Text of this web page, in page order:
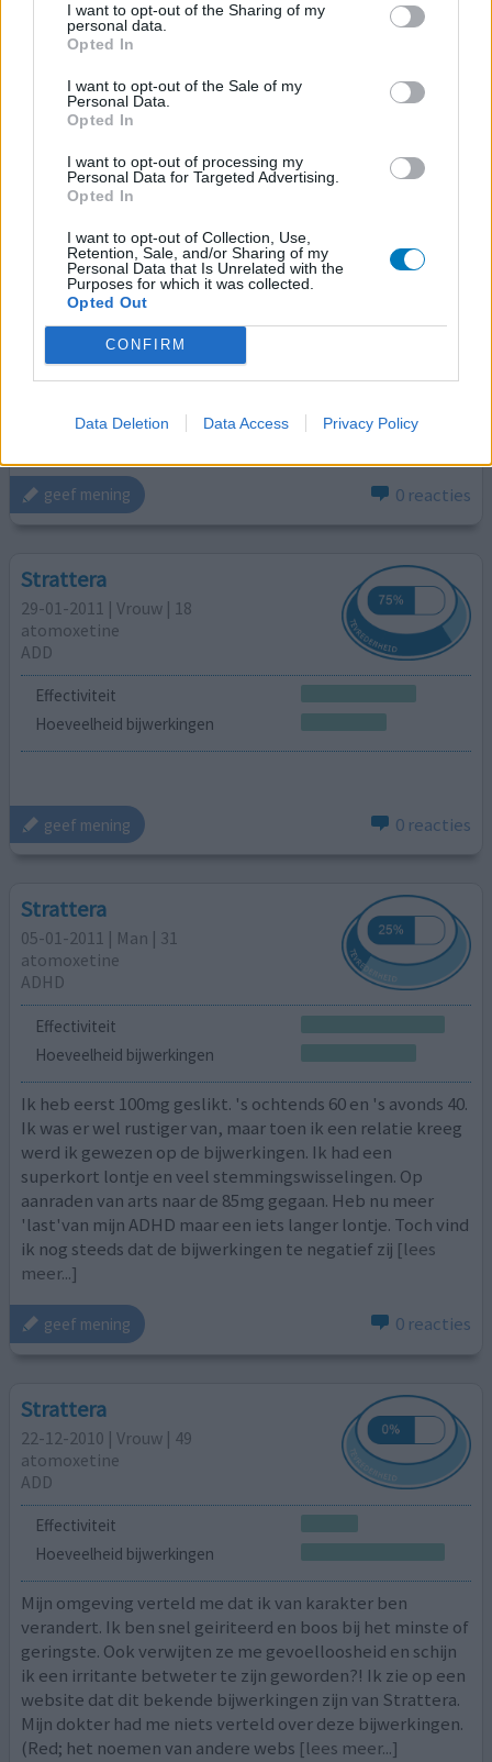
I want to opt-out of the Sharing of my
personal data.
Opted In
I want to opt-out of the Sale of my
Personal Data.
Opted In
I want to opt-out of processing my
Personal Data for Targeted Advertising.
Opted In
I want to opt-out of Collection, Use,
Retention, Sale, and/or Sharing of my
Personal Data that Is Unrelated with the
Purposes for which it was collected.
Opted Out
CONFIRM
Data Deletion Data Access Privacy Policy
geef mening 0 reacties
Strattera
30-01-2011 | Vrouw | 44
atomoxetine
ADD ASS
Hoeveelheid bijwerkingen
Ik ben vorige week begonnen met straterra. Ik begin met
40 mg dan na 1 week 60 en dan na 1 week 80. Ik heb na 1
week overleg met mijn arts. Ik verbaas mij over wat ik
lees over het medicijngebruik. Als je gelijk al met 100 mg
vragen om problemen. En zelf experimenteren en minder
geef mening 0 reacties
Strattera
29-01-2011 | Vrouw | 18
atomoxetine
ADD
Effectiviteit
Hoeveelheid bijwerkingen
geef mening 0 reacties
Strattera
05-01-2011 | Man | 31
atomoxetine
ADHD
Effectiviteit
Hoeveelheid bijwerkingen
Ik heb eerst 100mg geslikt. 's ochtends 60 en 's avonds 40.
Ik was er wel rustiger van, maar toen ik een relatie kreeg
werd ik gewezen op de bijwerkingen. Ik had een
superkort lontje en veel stemmingswisselingen. Op
aanraden van arts naar de 85mg gegaan. Heb nu meer
'last'van mijn ADHD maar een iets langer lontje. Toch vind
ik nog steeds dat de bijwerkingen te negatief zij [lees
meer...]
geef mening 0 reacties
Strattera
22-12-2010 | Vrouw | 49
atomoxetine
ADD
Effectiviteit
Hoeveelheid bijwerkingen
Mijn omgeving verteld me dat ik van karakter ben
verandert. Ik ben snel geiriteerd en boos bij het minste of
geringste. Ook verwijten ze me gevoelloosheid en schijn
ik een irritante betweter te zijn geworden?! Ik zie op een
website dat dit bekende bijwerkingen zijn van Strattera.
Mijn dokter had me niets verteld over deze bijwerkingen.
(Red; het noemen van andere webs [lees meer...]